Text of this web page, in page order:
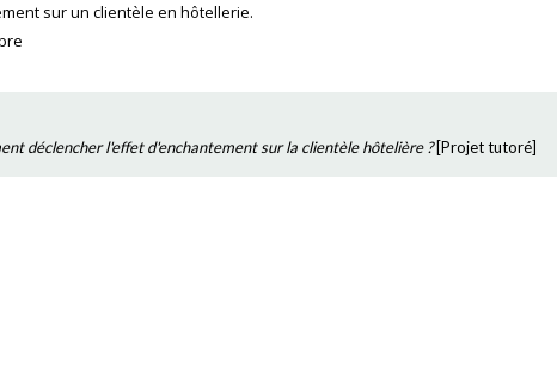
sur un clientèle en hôtellerie.
déclencher l'effet d'enchantement sur la clientèle hôtelière ?[Projet tutoré]